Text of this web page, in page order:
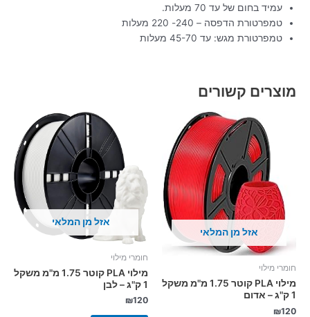
עמיד בחום של עד 70 מעלות.
טמפרטורת הדפסה – 240- 220 מעלות
טמפרטורת מגש: עד 45-70 מעלות
מוצרים קשורים
אזל מן המלאי
חומרי מילוי
מילוי PLA קוטר 1.75 מ"מ משקל
1 ק"ג – אדום
₪120
אזל מן המלאי
חומרי מילוי
מילוי PLA קוטר 1.75 מ"מ משקל
1 ק"ג – לבן
₪120